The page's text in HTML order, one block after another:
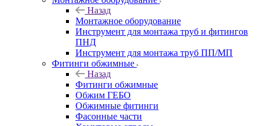
Назад
Монтажное оборудование
Инструмент для монтажа труб и фитингов
ПНД
Инструмент для монтажа труб ПП/МП
Фитинги обжимные
Назад
Фитинги обжимные
Обжим ГЕБО
Обжимные фитинги
Фасонные части